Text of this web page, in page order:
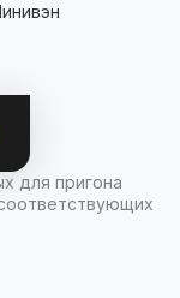
для пригона